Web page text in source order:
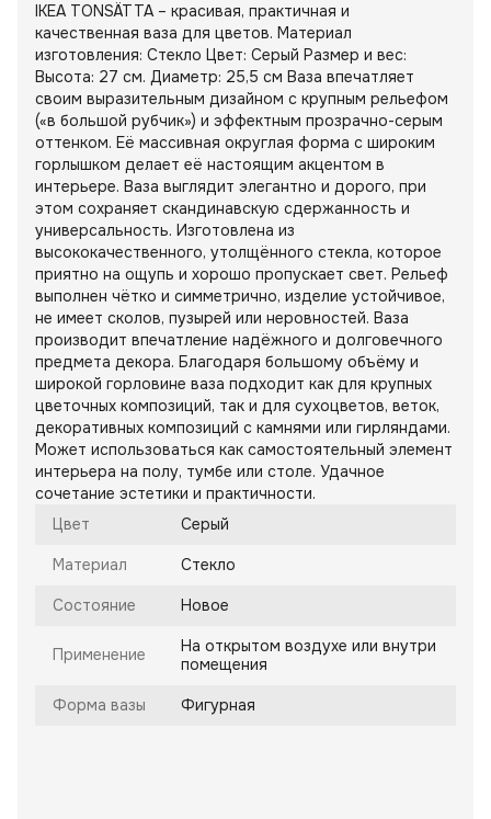
IKEA TONSÄTTA – красивая, практичная и
качественная ваза для цветов. Материал
изготовления: Стекло Цвет: Серый Размер и вес:
Высота: 27 см. Диаметр: 25,5 см Ваза впечатляет
своим выразительным дизайном с крупным рельефом
(«в большой рубчик») и эффектным прозрачно-серым
оттенком. Её массивная округлая форма с широким
горлышком делает её настоящим акцентом в
интерьере. Ваза выглядит элегантно и дорого, при
этом сохраняет скандинавскую сдержанность и
универсальность. Изготовлена из
высококачественного, утолщённого стекла, которое
приятно на ощупь и хорошо пропускает свет. Рельеф
выполнен чётко и симметрично, изделие устойчивое,
не имеет сколов, пузырей или неровностей. Ваза
производит впечатление надёжного и долговечного
предмета декора. Благодаря большому объёму и
широкой горловине ваза подходит как для крупных
цветочных композиций, так и для сухоцветов, веток,
декоративных композиций с камнями или гирляндами.
Может использоваться как самостоятельный элемент
интерьера на полу, тумбе или столе. Удачное
сочетание эстетики и практичности.
Цвет
Серый
Материал Стекло
Состояние Новое
Применение
На открытом воздухе или внутри
помещения
Форма вазы Фигурная